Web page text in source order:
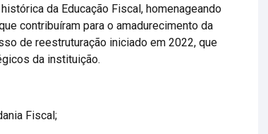
da Educação Fiscal, homenageando
contribuíram para o amadurecimento da
de reestruturação iniciado em 2022, que
da instituição.
Fiscal;